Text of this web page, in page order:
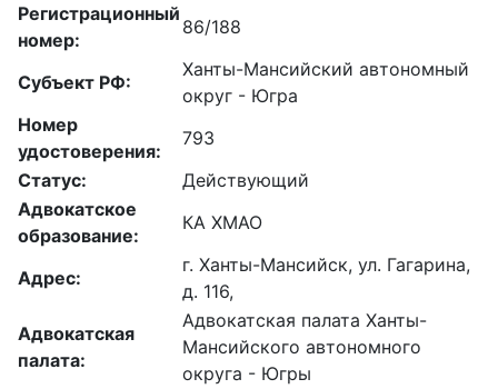
Регистрационный
номер:
86/188
Субъект РФ:
Ханты-Мансийский автономный
округ - Югра
Номер
удостоверения:
793
Статус:
Действующий
Адвокатское
образование:
КА ХМАО
Адрес:
г. Ханты-Мансийск, ул. Гагарина,
д. 116,
Адвокатская
палата:
Адвокатская палата Ханты-
Мансийского автономного
округа - Югры